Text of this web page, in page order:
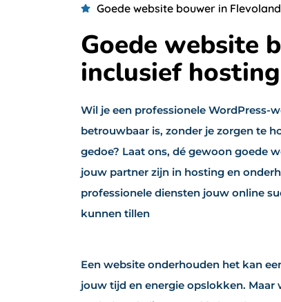
Goede website bouwer in Flevoland
Goede website
inclusief
Wil je een professionele WordPress-
betrouwbaar is, zonder je zorgen te
gedoe? Laat ons, dé gewoon goede
jouw partner zijn in hosting en
professionele diensten jouw online
kunnen tillen
Een website onderhouden het kan
jouw tijd en energie opslokken. Maar